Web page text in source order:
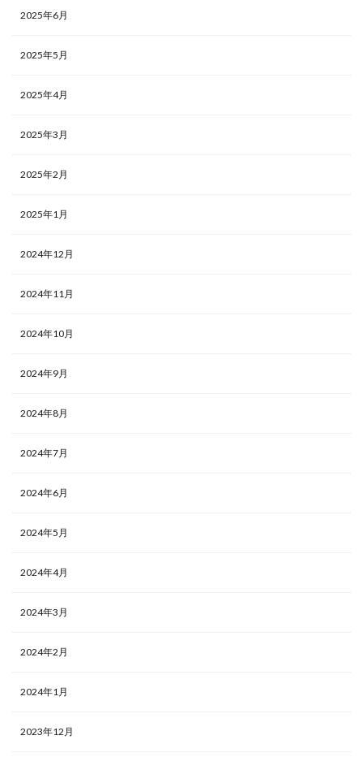
2025年6月
2025年5月
2025年4月
2025年3月
2025年2月
2025年1月
2024年12月
2024年11月
2024年10月
2024年9月
2024年8月
2024年7月
2024年6月
2024年5月
2024年4月
2024年3月
2024年2月
2024年1月
2023年12月